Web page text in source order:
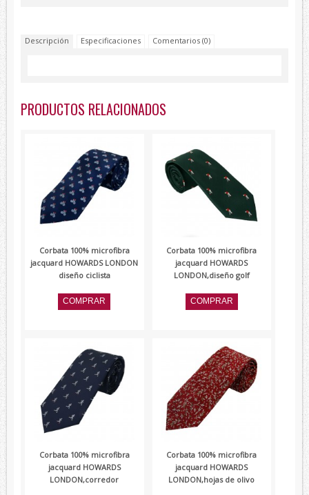
Descripción Especificaciones Comentarios (0)
PRODUCTOS RELACIONADOS
Corbata 100% microfibra
jacquard HOWARDS LONDON
diseño ciclista
Corbata 100% microfibra
jacquard HOWARDS
LONDON,diseño golf
Corbata 100% microfibra
jacquard HOWARDS
LONDON,corredor
Corbata 100% microfibra
jacquard HOWARDS
LONDON,hojas de olivo